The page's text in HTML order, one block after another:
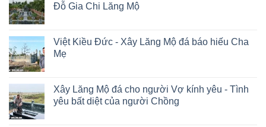
Đỗ Gia Chi Lăng Mộ
Việt Kiều Đức - Xây Lăng Mộ đá báo hiếu Cha
Mẹ
Xây Lăng Mộ đá cho người Vợ kính yêu - Tình
yêu bất diệt của người Chồng